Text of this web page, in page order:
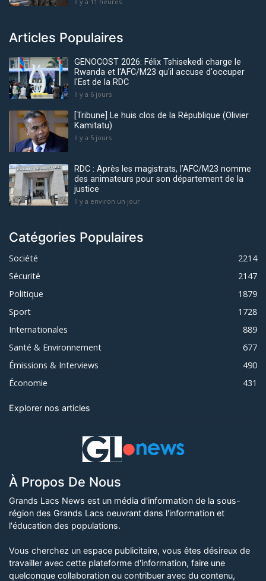
Articles Populaires
GENOCOST 2026: Félix Tshisekedi charge le
Rwanda et l'AFC/M23 qu'il accuse d'occuper
l'Est de la RDC
Il y a 6 jours
[Tribune] Le huis clos de la République (Olivier
Kamitatu)
Il y a 5 jours
RDC : Après les magistrats, l’AFC/M23 nomme
des animateurs pour son département de la
justice
Il y a environ un jour
Catégories Populaires
Société
2214
Sécurité
2147
Politique
1879
Sport
1728
Internationales
889
Santé & Environnement
677
Émissions & Interviews
490
Économie
431
Explorer nos articles
À Propos De Nous
Grands Lacs News est un média d'information de la sous-
région des Grands Lacs oeuvrant dans l'information et
l'éducation des populations.
Vous cherchez un espace publicitaire, vous êtes désireux de
travailler avec cette plateforme d'information, faire une
quelconque collaboration ou contribuer avec du contenu,